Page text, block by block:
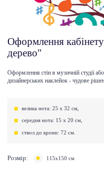
Оформлення
дерево"
Оформлення стін в музичній студії
дизайнерських наклейок - чудове
велика нота: 25 х 32 см,
середня нота: 15 х 20 см,
ствол до крони: 72 см.
Розмір: 115х150 см